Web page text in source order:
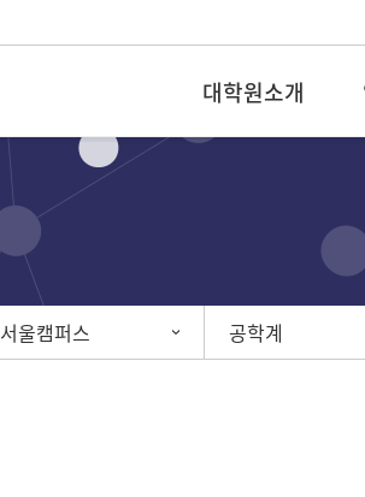
대학원소개
서울캠퍼스 공학계